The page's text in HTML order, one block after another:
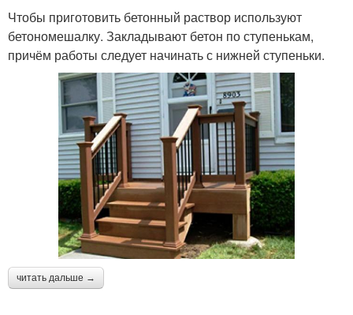
Чтобы приготовить бетонный раствор используют
бетономешалку. Закладывают бетон по ступенькам,
причём работы следует начинать с нижней ступеньки.
читать дальше →